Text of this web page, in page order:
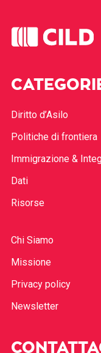
Diritto d’Asilo
Politiche di frontiera
Immigrazione &
Dati
Risorse
Chi Siamo
Missione
Privacy policy
Newsletter